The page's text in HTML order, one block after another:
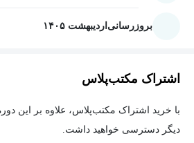
بروزرسانی اردیبهشت ۱۴۰۵
اشتراک مکتب‌پلاس
دیگر دسترسی خواهید داشت.